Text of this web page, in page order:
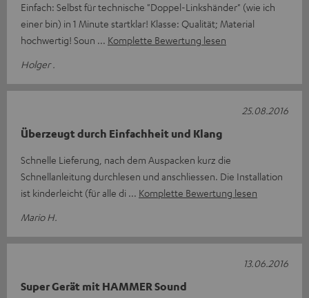
Einfach: Selbst für technische "Doppel-Linkshänder" (wie ich
einer bin) in 1 Minute startklar! Klasse: Qualität; Material
hochwertig! Soun
Komplette Bewertung lesen
Holger .
Überzeugt durch Einfachheit und Klang
Schnelle Lieferung, nach dem Auspacken kurz die
Schnellanleitung durchlesen und anschliessen. Die Installation
ist kinderleicht (für alle di
Komplette Bewertung lesen
Mario H.
25.08.2016
Super Gerät mit HAMMER Sound
13.06.2016